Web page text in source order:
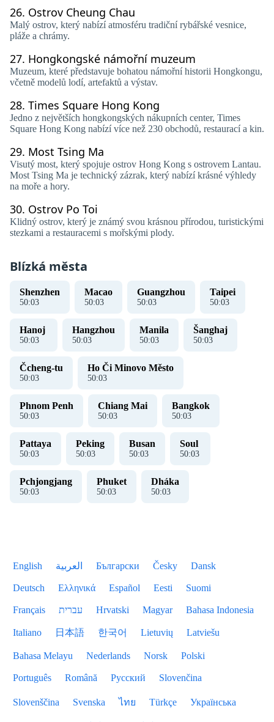
26. Ostrov Cheung Chau
Malý ostrov, který nabízí atmosféru tradiční rybářské vesnice,
pláže a chrámy.
27. Hongkongské námořní muzeum
Muzeum, které představuje bohatou námořní historii Hongkongu,
včetně modelů lodí, artefaktů a výstav.
28. Times Square Hong Kong
Jedno z největších hongkongských nákupních center, Times
Square Hong Kong nabízí více než 230 obchodů, restaurací a kin.
29. Most Tsing Ma
Visutý most, který spojuje ostrov Hong Kong s ostrovem Lantau.
Most Tsing Ma je ​​technický zázrak, který nabízí krásné výhledy
na moře a hory.
30. Ostrov Po Toi
Klidný ostrov, který je známý svou krásnou přírodou, turistickými
stezkami a restauracemi s mořskými plody.
Blízká města
Shenzhen
50:04
Macao
50:04
Guangzhou
50:04
Taipei
50:04
Hanoj ​​
50:04
Hangzhou
50:04
Manila
50:04
Šanghaj
50:04
Čcheng-tu
50:04
Ho Či Minovo Město
50:04
Phnom Penh
50:04
Chiang Mai
50:04
Bangkok
50:04
Pattaya
50:04
Peking
50:04
Busan
50:04
Soul
50:04
Pchjongjang
50:04
Phuket
50:04
Dháka
50:04
English العربية Български Česky Dansk
Deutsch Ελληνικά Español Eesti Suomi
Français עברית Hrvatski Magyar Bahasa Indonesia
Italiano 日本語 한국어 Lietuvių Latviešu
Bahasa Melayu Nederlands Norsk Polski
Português Română Русский Slovenčina
Slovenščina Svenska ไทย Türkçe Українська